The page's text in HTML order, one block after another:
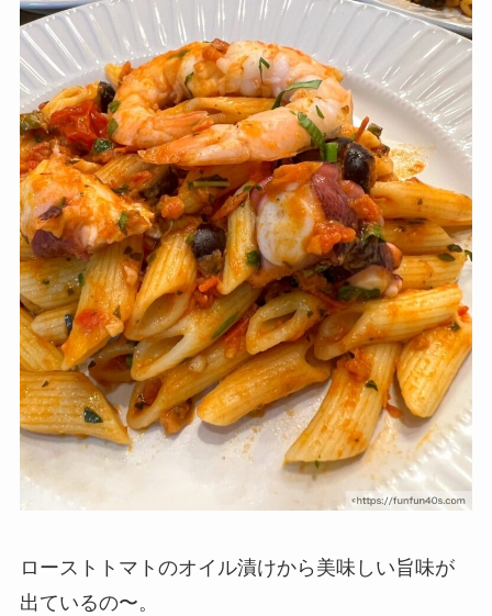
ローストトマトのオイル漬けから美味しい旨味が
出ているの〜。